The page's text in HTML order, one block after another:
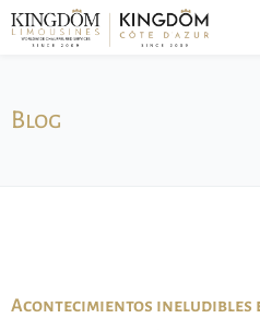
Blog
Acontecimientos ineludibles